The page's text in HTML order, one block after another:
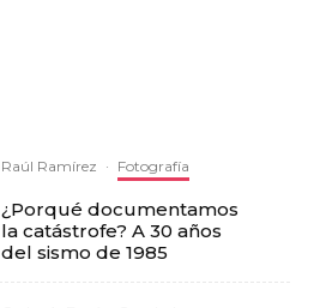
Raúl Ramírez · Fotografía
¿Porqué documentamos
la catástrofe? A 30 años
del sismo de 1985